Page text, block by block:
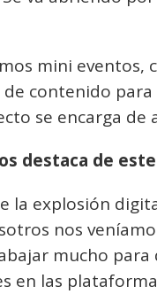
mini
contenido para
se encarga de
destaca de
la explosión
nos
mucho
en las